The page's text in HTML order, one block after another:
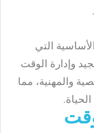
التي
وإدارة الوقت
والمهنية، مما